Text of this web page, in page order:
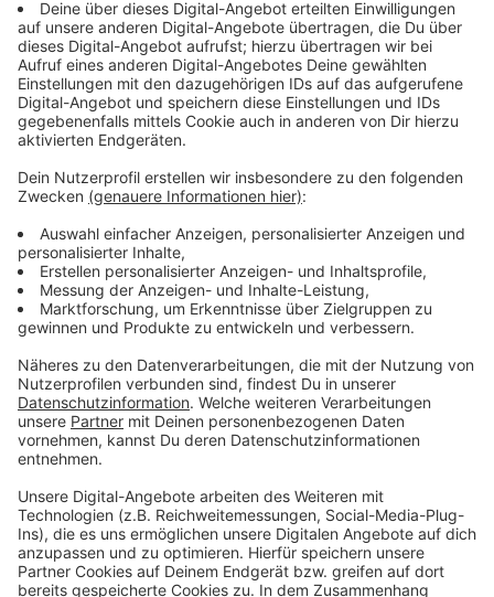
Umleitungen und Halteverbot
Anzeige
Während der Bauarbeiten wird es an den jeweiligen
Bauabschnitten ein
auch die Grundstücke können in der Zeit nicht
angefahren werden. Umleitungen sind ausgeschildert.
Ende August (26. August 2025) sollen die Arbeiten
abgeschlossen sein.
Anzeige
Weitere Infos und Links zum Thema:
Anzeige
So berichtet die Stadt Düsseldorf
Kanalarbeiten an der Oststraße
Gleiserneuerungen in Bilk sorgen für Einschränkungen